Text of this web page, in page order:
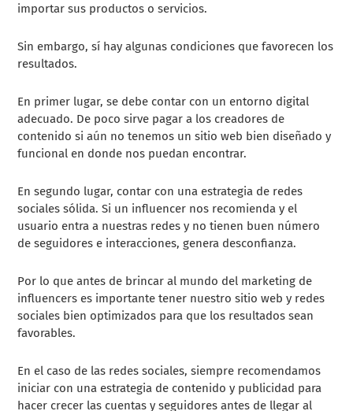
importar sus productos o servicios.
Sin embargo, sí hay algunas condiciones que favorecen los
resultados.
En primer lugar, se debe contar con un entorno digital
adecuado. De poco sirve pagar a los creadores de
contenido si aún no tenemos un sitio web bien diseñado y
funcional en donde nos puedan encontrar.
En segundo lugar, contar con una estrategia de redes
sociales sólida. Si un influencer nos recomienda y el
usuario entra a nuestras redes y no tienen buen número
de seguidores e interacciones, genera desconfianza.
Por lo que antes de brincar al mundo del marketing de
influencers es importante tener nuestro sitio web y redes
sociales bien optimizados para que los resultados sean
favorables.
En el caso de las redes sociales, siempre recomendamos
iniciar con una estrategia de contenido y publicidad para
hacer crecer las cuentas y seguidores antes de llegar al